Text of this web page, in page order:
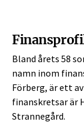
Bland årets 58
namn inom
Förberg, är ett
finanskretsar är
Strannegård.